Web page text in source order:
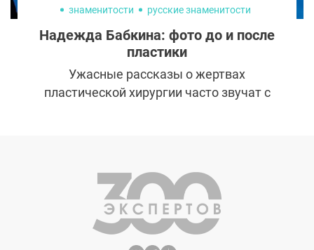
знаменитости русские знаменитости
Надежда Бабкина: фото до и после
пластики
Ужасные рассказы о жертвах
пластической хирургии часто звучат с